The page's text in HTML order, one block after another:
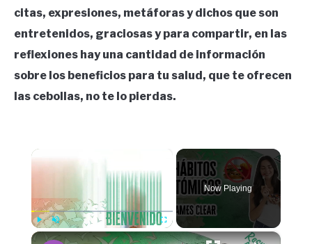
citas, expresiones, metáforas y dichos que son
entretenidos, graciosas y para compartir, en las
reflexiones hay una cantidad de información
sobre los beneficios para tu salud, que te ofrecen
las cebollas, no te lo pierdas.
Play Unmute Fullscreen
Now Playing
×